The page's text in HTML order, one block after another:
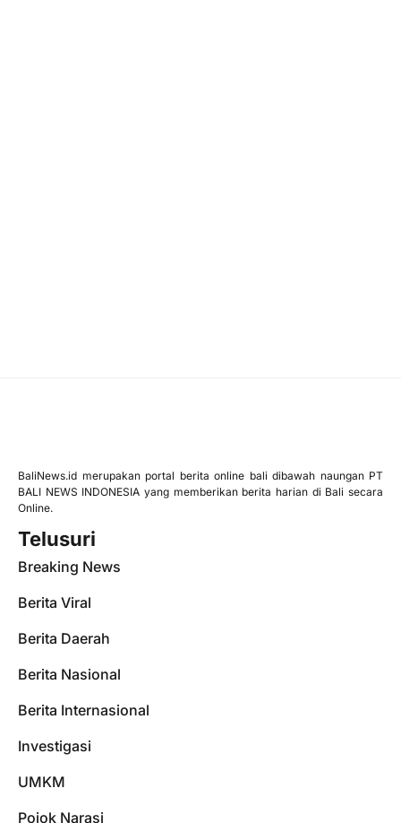
BaliNews.id merupakan portal berita online bali dibawah naungan PT
BALI NEWS INDONESIA yang memberikan berita harian di Bali secara
Online.
Telusuri
Breaking News
Berita Viral
Berita Daerah
Berita Nasional
Berita Internasional
Investigasi
UMKM
Pojok Narasi